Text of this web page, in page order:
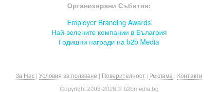
Организирани Събития:
Employer Branding Awards
Най-зелените компании в Бълагрия
Годишни награди на b2b Media
За Нас | Условия за ползване | Поверителност | Реклама | Контакти
Copyright 2008-2026 © b2bmedia.bg